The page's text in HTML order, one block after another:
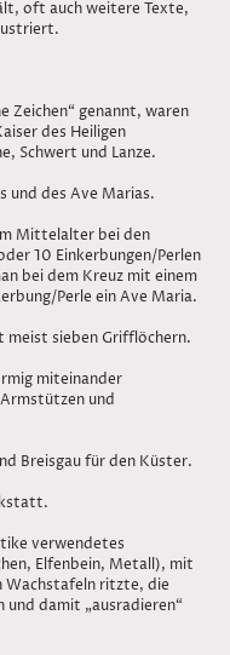
oft auch weitere Texte,
Zeichen“ genannt, waren
des Heiligen
Schwert und Lanze.
und des Ave Marias.
Mittelalter bei den
10 Einkerbungen/Perlen
bei dem Kreuz mit einem
Perle ein Ave Maria.
sieben Grifflöchern.
miteinander
und
Breisgau für den Küster.
verwendetes
Elfenbein, Metall), mit
Wachstafeln ritzte, die
damit „ausradieren“